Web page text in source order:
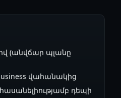
(անվճար պլանը
վահանակից
հասանելիությամբ դեպի